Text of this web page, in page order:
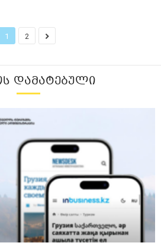
1 2
ᲓᲐᲛᲐᲢᲔᲑᲣᲚᲘ